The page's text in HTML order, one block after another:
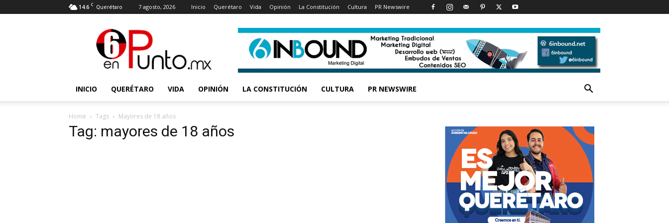
14.6 C Querétaro 7 agosto, 2026 Inicio Querétaro Vida Opinión La Constitución Cultura PR Newswire
punto
INICIO QUERÉTARO VIDA OPINIÓN LA CONSTITUCIÓN CULTURA PR NEWSWIRE
Home Tags Mayores de 18 años
Tag: mayores de 18 años